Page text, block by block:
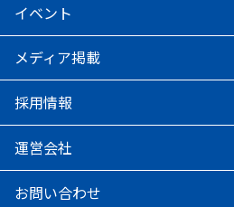
イベント
メディア掲載
採用情報
運営会社
お問い合わせ